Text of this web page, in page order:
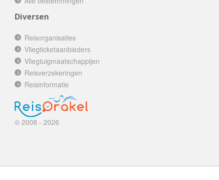
Diversen
Reisorganisaties
Vliegticketaanbieders
Vliegtuigmaatschappijen
Reisverzekeringen
Reisinformatie
© 2008 - 2026